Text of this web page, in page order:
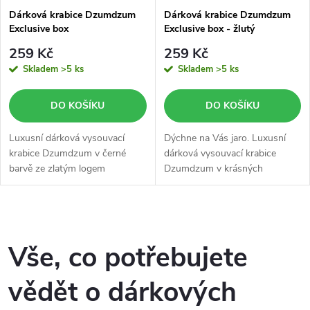
p
r
o
d
u
ů
s
p
r
o
d
u
t
ů
Dárková krabice Dzumdzum
Exclusive box
259 Kč
Skladem >5 ks
DO KOŠÍKU
Luxusní dárková vysouvací
krabice Dzumdzum v černé
barvě ze zlatým logem
Dzumdzum.
Dárková krabice Dzumdzum
Exclusive box - žlutý
259 Kč
Skladem >5 ks
DO KOŠÍKU
Dýchne na Vás jaro. Luxusní
dárková vysouvací krabice
Dzumdzum v krásných
pastelových barvách ze zlatým
v
l
Vše, co potřebujete
vědět o dárkových